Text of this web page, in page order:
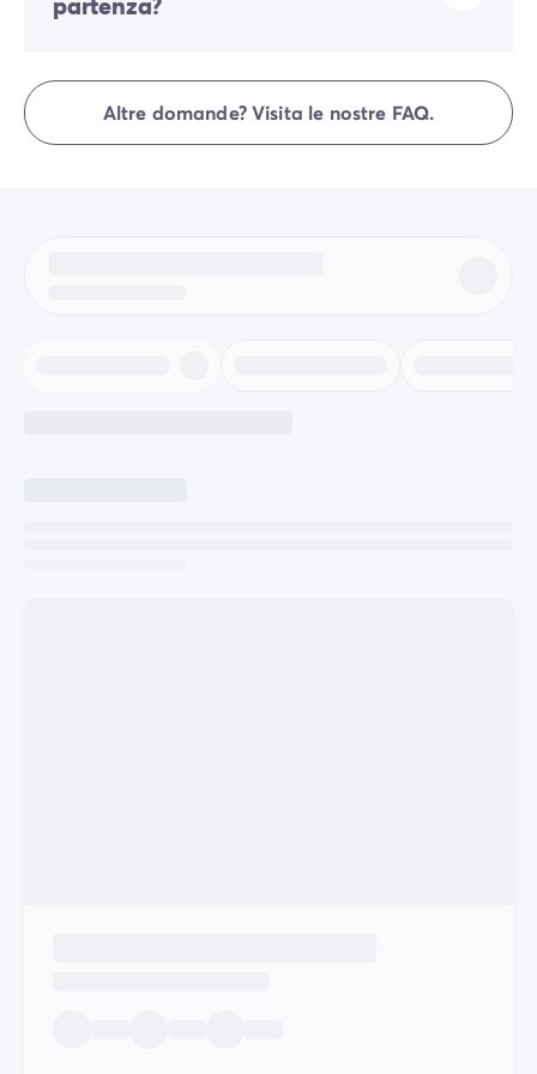
alla reception del campeggio.
Altre domande? Visita le nostre FAQ.